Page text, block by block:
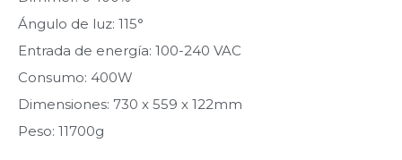
Ángulo de luz: 115°
Entrada de energía: 100-240 VAC
Consumo: 400W
Dimensiones: 730 x 559 x 122mm
Peso: 11700g